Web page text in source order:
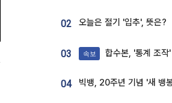
02 오늘은 절기 '입추', 뜻은?
03 속보 합수본, '통계 조작' 서울·경기·
04